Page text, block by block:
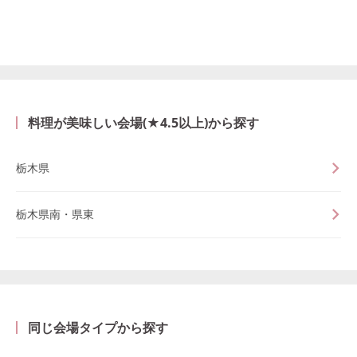
料理が美味しい会場(★4.5以上)から探す
栃木県
栃木県南・県東
同じ会場タイプから探す